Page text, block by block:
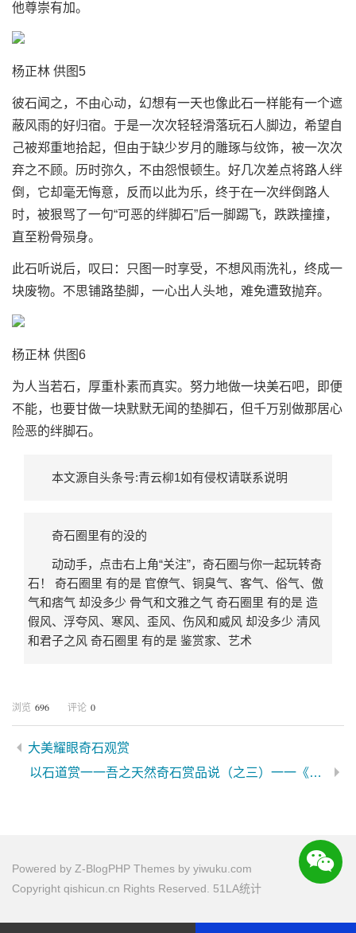
他尊崇有加。
杨正林 供图5
彼石闻之，不由心动，幻想有一天也像此石一样能有一个遮
蔽风雨的好归宿。于是一次次轻轻滑落玩石人脚边，希望自
己被郑重地拾起，但由于缺少岁月的雕琢与纹饰，被一次次
弃之不顾。历时弥久，不由怨恨顿生。好几次差点将路人绊
倒，它却毫无悔意，反而以此为乐，终于在一次绊倒路人
时，被狠骂了一句“可恶的绊脚石”后一脚踢飞，跌跌撞撞，
直至粉骨殒身。
此石听说后，叹曰：只图一时享受，不想风雨洗礼，终成一
块废物。不思铺路垫脚，一心出人头地，难免遭致抛弃。
杨正林 供图6
为人当若石，厚重朴素而真实。努力地做一块美石吧，即便
不能，也要甘做一块默默无闻的垫脚石，但千万别做那居心
险恶的绊脚石。
本文源自头条号:青云柳1如有侵权请联系说明
奇石圈里有的没的
动动手，点击右上角“关注”，奇石圈与你一起玩转奇
石！ 奇石圈里 有的是 官僚气、铜臭气、客气、俗气、傲
气和痞气 却没多少 骨气和文雅之气 奇石圈里 有的是 造
假风、浮夸风、寒风、歪风、伤风和威风 却没多少 清风
和君子之风 奇石圈里 有的是 鉴赏家、艺术
浏览 696 评论 0
大美耀眼奇石观赏
以石道赏一一吾之天然奇石赏品说（之三）一一《岁月》
Powered by Z-BlogPHP Themes by yiwuku.com
Copyright qishicun.cn Rights Reserved. 51LA统计